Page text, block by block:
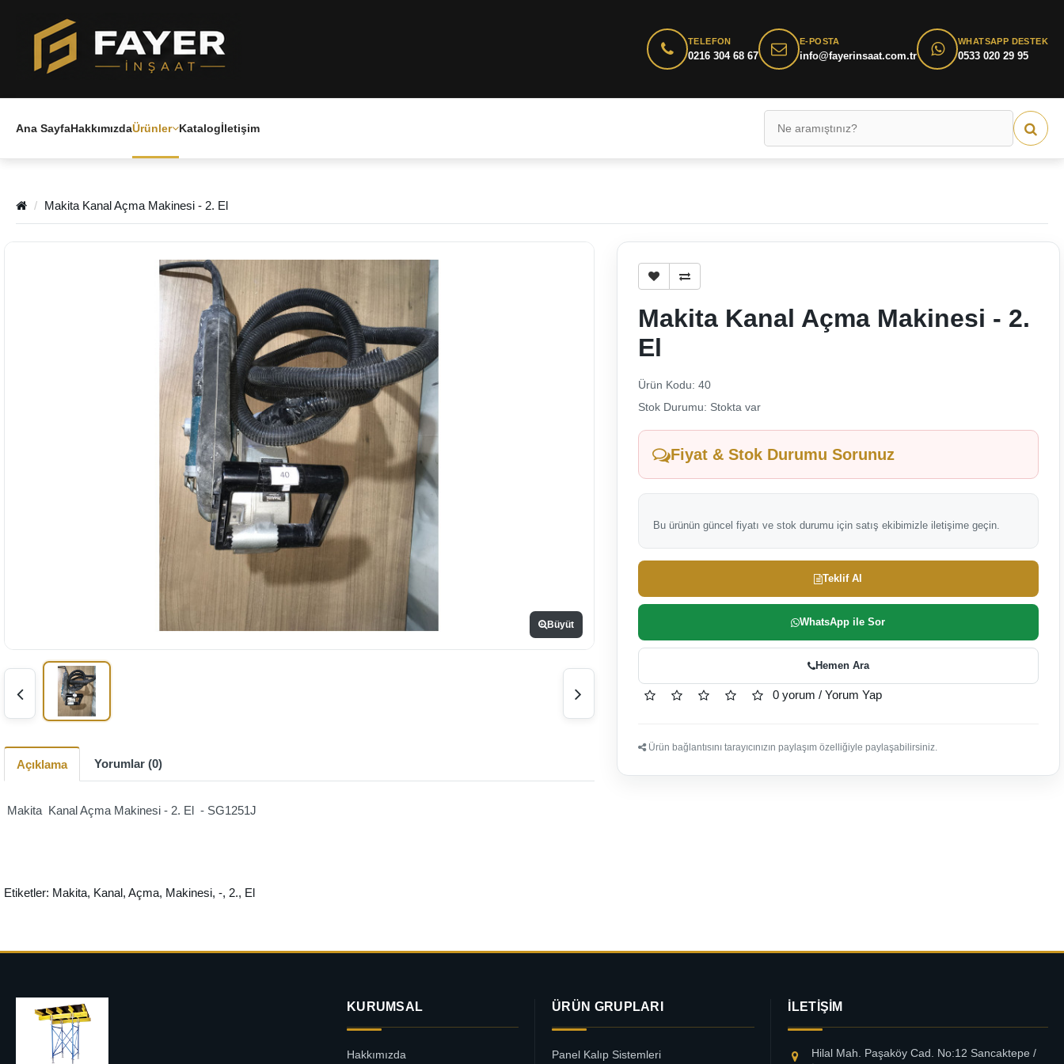
TELEFON
0216 304 68 67
E-POSTA
info@fayerinsaat.com.tr
WHATSAPP DESTEK
0533 020 29 95
Ana SayfaHakkımızdaÜrünler Katalogİletişim
Makita Kanal Açma Makinesi - 2. El
Büyüt
Açıklama Yorumlar (0)
Makita Kanal Açma Makinesi - 2. El - SG1251J
Makita Kanal Açma Makinesi - 2.
El
Ürün Kodu: 40
Stok Durumu: Stokta var
Fiyat & Stok Durumu Sorunuz
Bu ürünün güncel fiyatı ve stok durumu için satış ekibimizle iletişime geçin.
Teklif Al
WhatsApp ile Sor
Hemen Ara
0 yorum / Yorum Yap
Ürün bağlantısını tarayıcınızın paylaşım özelliğiyle paylaşabilirsiniz.
Etiketler: Makita, Kanal, Açma, Makinesi, -, 2., El
KURUMSAL
Hakkımızda
ÜRÜN GRUPLARI
Panel Kalıp Sistemleri
İLETIŞIM
Hilal Mah. Paşaköy Cad. No:12 Sancaktepe /